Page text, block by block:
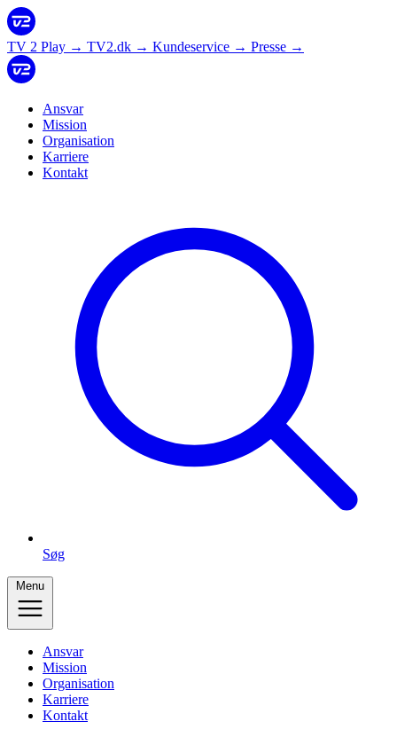
TV 2 Play → TV2.dk → Kundeservice → Presse →
Ansvar
Mission
Organisation
Karriere
Kontakt
Søg
Menu
Ansvar
Mission
Organisation
Karriere
Kontakt